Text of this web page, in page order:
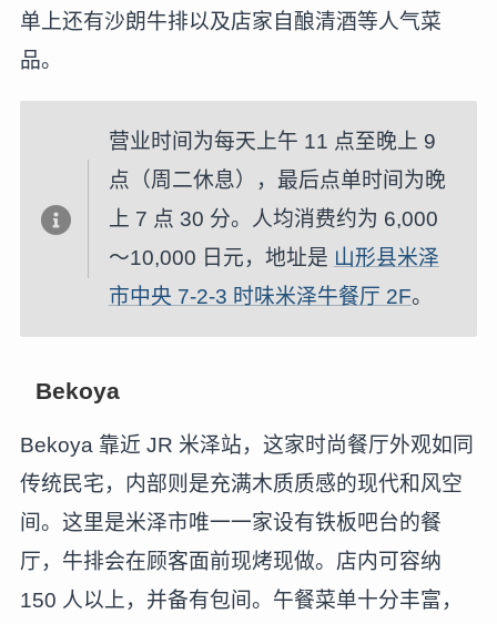
单上还有沙朗牛排以及店家自酿清酒等人气菜
品。
营业时间为每天上午 11 点至晚上 9
点（周二休息），最后点单时间为晚
上 7 点 30 分。人均消费约为 6,000
～10,000 日元，地址是 山形县米泽
市中央 7-2-3 时味米泽牛餐厅 2F。
Bekoya
Bekoya 靠近 JR 米泽站，这家时尚餐厅外观如同
传统民宅，内部则是充满木质质感的现代和风空
间。这里是米泽市唯一一家设有铁板吧台的餐
厅，牛排会在顾客面前现烤现做。店内可容纳
150 人以上，并备有包间。午餐菜单十分丰富，